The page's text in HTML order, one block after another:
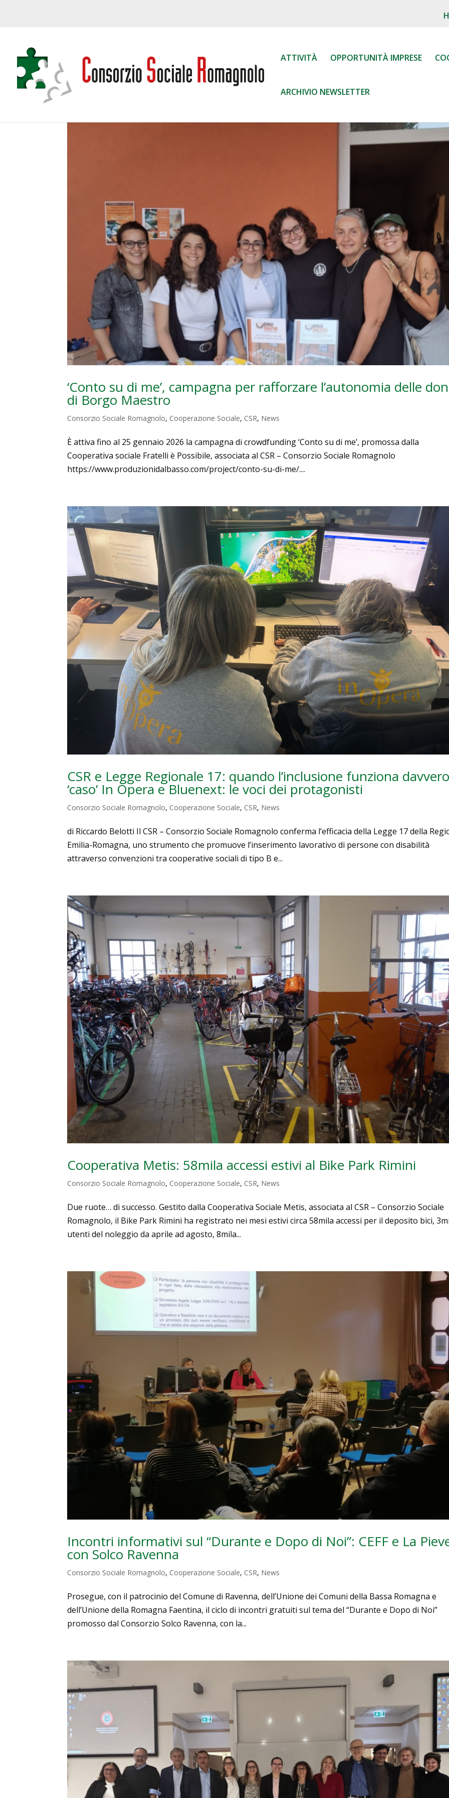
ATTIVITÀ OPPORTUNITÀ IMPRESE
ARCHIVIO NEWSLETTER
‘Conto su di me’, campagna per rafforzare l’autonomia delle
di Borgo Maestro
Consorzio Sociale Romagnolo, Cooperazione Sociale, CSR, News
È attiva fino al 25 gennaio 2026 la campagna di crowdfunding ‘Conto su di me’, promossa dalla
Cooperativa sociale Fratelli è Possibile, associata al CSR – Consorzio Sociale Romagnolo
https://www.produzionidalbasso.com/project/conto-su-di-me/....
CSR e Legge Regionale 17: quando l’inclusione funziona
‘caso’ In Opera e Bluenext: le voci dei protagonisti
Consorzio Sociale Romagnolo, Cooperazione Sociale, CSR, News
di Riccardo Belotti Il CSR – Consorzio Sociale Romagnolo conferma l’efficacia della Legge 17 della
Emilia-Romagna, uno strumento che promuove l’inserimento lavorativo di persone con disabilità
attraverso convenzioni tra cooperative sociali di tipo B e...
Cooperativa Metis: 58mila accessi estivi al Bike Park Rimini
Consorzio Sociale Romagnolo, Cooperazione Sociale, CSR, News
Due ruote… di successo. Gestito dalla Cooperativa Sociale Metis, associata al CSR – Consorzio Sociale
Romagnolo, il Bike Park Rimini ha registrato nei mesi estivi circa 58mila accessi per il deposito bici,
utenti del noleggio da aprile ad agosto, 8mila...
Incontri informativi sul “Durante e Dopo di Noi”: CEFF e La
con Solco Ravenna
Consorzio Sociale Romagnolo, Cooperazione Sociale, CSR, News
Prosegue, con il patrocinio del Comune di Ravenna, dell’Unione dei Comuni della Bassa Romagna e
dell’Unione della Romagna Faentina, il ciclo di incontri gratuiti sul tema del “Durante e Dopo di Noi”
promosso dal Consorzio Solco Ravenna, con la...